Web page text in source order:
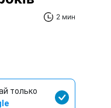
2 мин
только